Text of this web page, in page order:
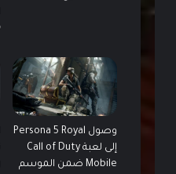
وصول Persona 5 Royal
إلى لعبة Call of Duty
Mobile ضمن الموسم